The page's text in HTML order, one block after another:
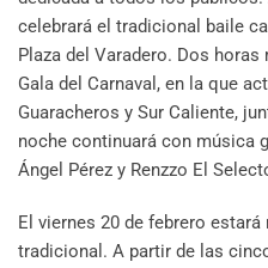
celebrará el tradicional baile
Plaza del Varadero. Dos
Gala del Carnaval, en la que
Guaracheros y Sur Caliente,
noche continuará con música
Ángel Pérez y Renzzo El
El viernes 20 de febrero
tradicional. A partir de las